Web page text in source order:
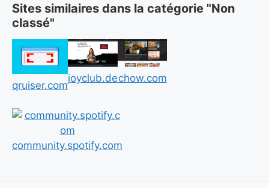
Sites similaires dans la catégorie "Non
classé"
qruiser.com
joyclub.dechow.com
community.spotify.com